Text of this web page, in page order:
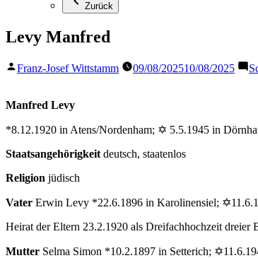
Zurück
Levy Manfred
Veröffentlicht
Franz-Josef Wittstamm 09/08/202510/08/2025
Manfred Levy
*8.12.1920 in Atens/Nordenham; ✡ 5.5.1945 in
Staatsangehörigkeit deutsch, staatenlos
Religion jüdisch
Vater Erwin Levy *22.6.1896 in Karolinensiel;
Heirat der Eltern 23.2.1920 als Dreifachhochzeit dreier
Mutter Selma Simon *10.2.1897 in Setterich;